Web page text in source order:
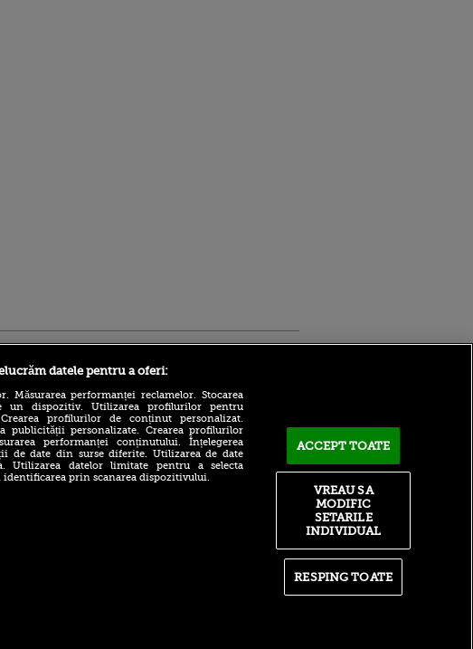
Atmosferă din altă lume la
City pentru 50.000.000€ și a
datele pentru a oferi:
Măsurarea performanței reclamelor. Stocarea
un dispozitiv. Utilizarea profilurilor pentru
profilurilor de conținut personalizat.
publicității personalizate. Crearea profilurilor
performanței conținutului. Înțelegerea
de date din surse diferite. Utilizarea de date
Utilizarea datelor limitate pentru a selecta
identificarea prin scanarea dispozitivului.
ACCEPT TOATE
RESPING TOATE
VREAU SA
MODIFIC
SETARILE
INDIVIDUAL